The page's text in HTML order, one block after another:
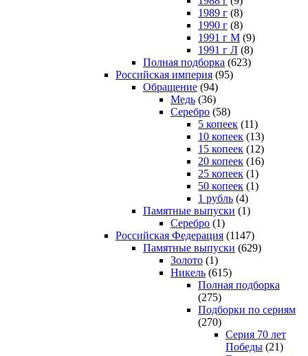
1989 г (8)
1990 г (8)
1991 г М (9)
1991 г Л (8)
Полная подборка (623)
Российская империя (95)
Обращение (94)
Медь (36)
Серебро (58)
5 копеек (11)
10 копеек (13)
15 копеек (12)
20 копеек (16)
25 копеек (1)
50 копеек (1)
1 рубль (4)
Памятные выпуски (1)
Серебро (1)
Российская Федерация (1147)
Памятные выпуски (629)
Золото (1)
Никель (615)
Полная подборка
(275)
Подборки по сериям
(270)
Серия 70 лет
Победы (21)